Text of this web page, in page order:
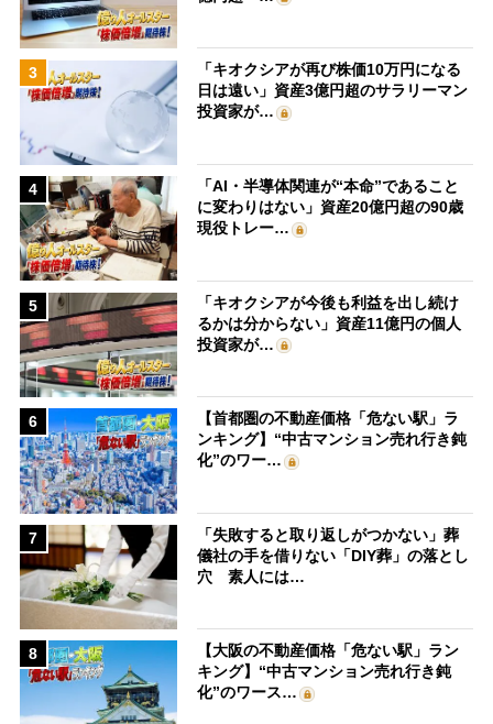
3
「キオクシアが再び株価10万円になる
日は遠い」資産3億円超のサラリーマン
投資家が…
4
「AI・半導体関連が“本命”であること
に変わりはない」資産20億円超の90歳
現役トレー…
5
「キオクシアが今後も利益を出し続け
るかは分からない」資産11億円の個人
投資家が…
6
【首都圏の不動産価格「危ない駅」ラ
ンキング】“中古マンション売れ行き鈍
化”のワー…
7
「失敗すると取り返しがつかない」葬
儀社の手を借りない「DIY葬」の落とし
穴 素人には…
8
【大阪の不動産価格「危ない駅」ラン
キング】“中古マンション売れ行き鈍
化”のワース…